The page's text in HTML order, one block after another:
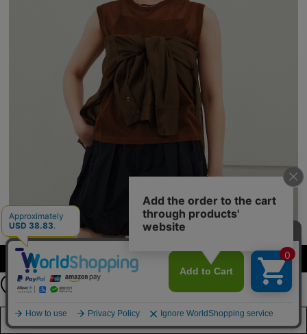
カラー・サイズを選択する
店舗在庫を見る
公式LINEアカウント
お友達登録で
最新情報を配信中
詳しくはこちら